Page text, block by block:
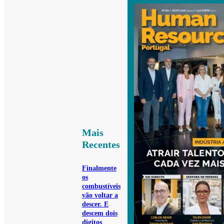
Mais
Recentes
Finalmente
os
combustíveis
vão voltar a
descer. E
descem dois
dígitos